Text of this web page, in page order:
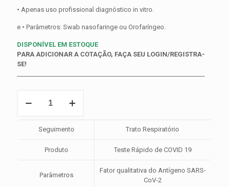
• Apenas uso profissional diagnóstico in vitro.
e • Parâmetros: Swab nasofaringe ou Orofaríngeo.
DISPONÍVEL EM ESTOQUE
PARA ADICIONAR A COTAÇÃO, FAÇA SEU LOGIN/REGISTRA-
SE!
Rápido
Seguimento Trato Respiratório
Produto Teste Rápido de COVID 19
Parâmetros
Fator qualitativa do Antígeno SARS-
CoV-2